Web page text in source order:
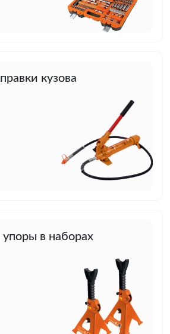
кузова
в наборах